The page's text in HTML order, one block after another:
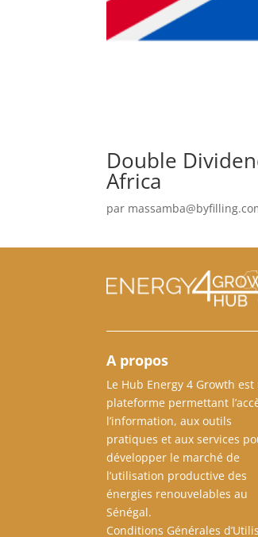
Double
Africa
par
A propos
Le Hub Energy 4 Growth est
plateforme permettant
l’information, aux outils
pratiques et aux services
développer le marché de
l’utilisation productive des
énergies renouvelables au
Sénégal.
Conditions Générales